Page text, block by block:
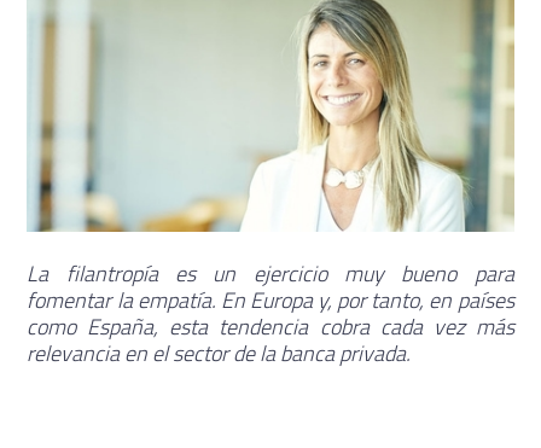
La filantropía es un ejercicio muy bueno para
fomentar la empatía. En Europa y, por tanto, en países
como España, esta tendencia cobra cada vez más
relevancia en el sector de la banca privada.